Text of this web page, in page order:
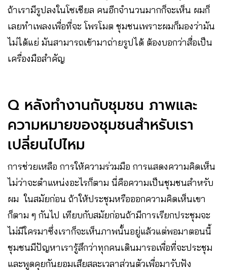
ถ้าเรามีรูปลงในโซเชียล คนอีกจำนวนมากก็จะเห็น ผมก็
เลยทำเพลงเพื่อที่จะ โพรโมต​ ชุมชนเพราะผมก็มองว่ามัน
ไม่ได้แย่ มันสามารถเข้ามาถ่ายรูปได้ ต้องบอกว่าสื่อเป็น
เครื่องมือสำคัญ
Q หลังทำงานกับชุมชน ภาพและ
ความหมายของชุมชนสำหรับเรา
เปลี่ยนไปไหม
การช่วยเหลือ การให้ความร่วมมือ การแสดงความคิดเห็น
ไม่ว่าจะตำแหน่งอะไรก็ตาม นี่คือความเป็นชุมชนสำหรับ
ผม ในสมัยก่อน ถ้าให้ประชุมหรือออกความคิดเห็นเขา
ก็ตาม ๆ กันไป ​เทียบกับสมัยก่อนถ้ามีการเรียกประชุมจะ
ไม่มีใครมาซึ่งเราก็จะเห็นภาพนั้นอยู่แล้วแต่พอมาตอนนี้
ชุมชนมีปัญหาเรารู้สึกว่าทุกคนเดินมารอเพื่อที่จะประชุม
และพูดคุยกันยอมเสียสละเวลาส่วนตัวเพื่อมารับฟัง